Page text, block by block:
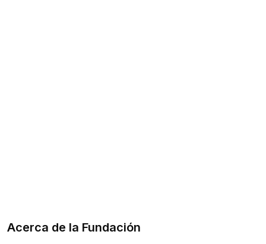
Acerca de la Fundación